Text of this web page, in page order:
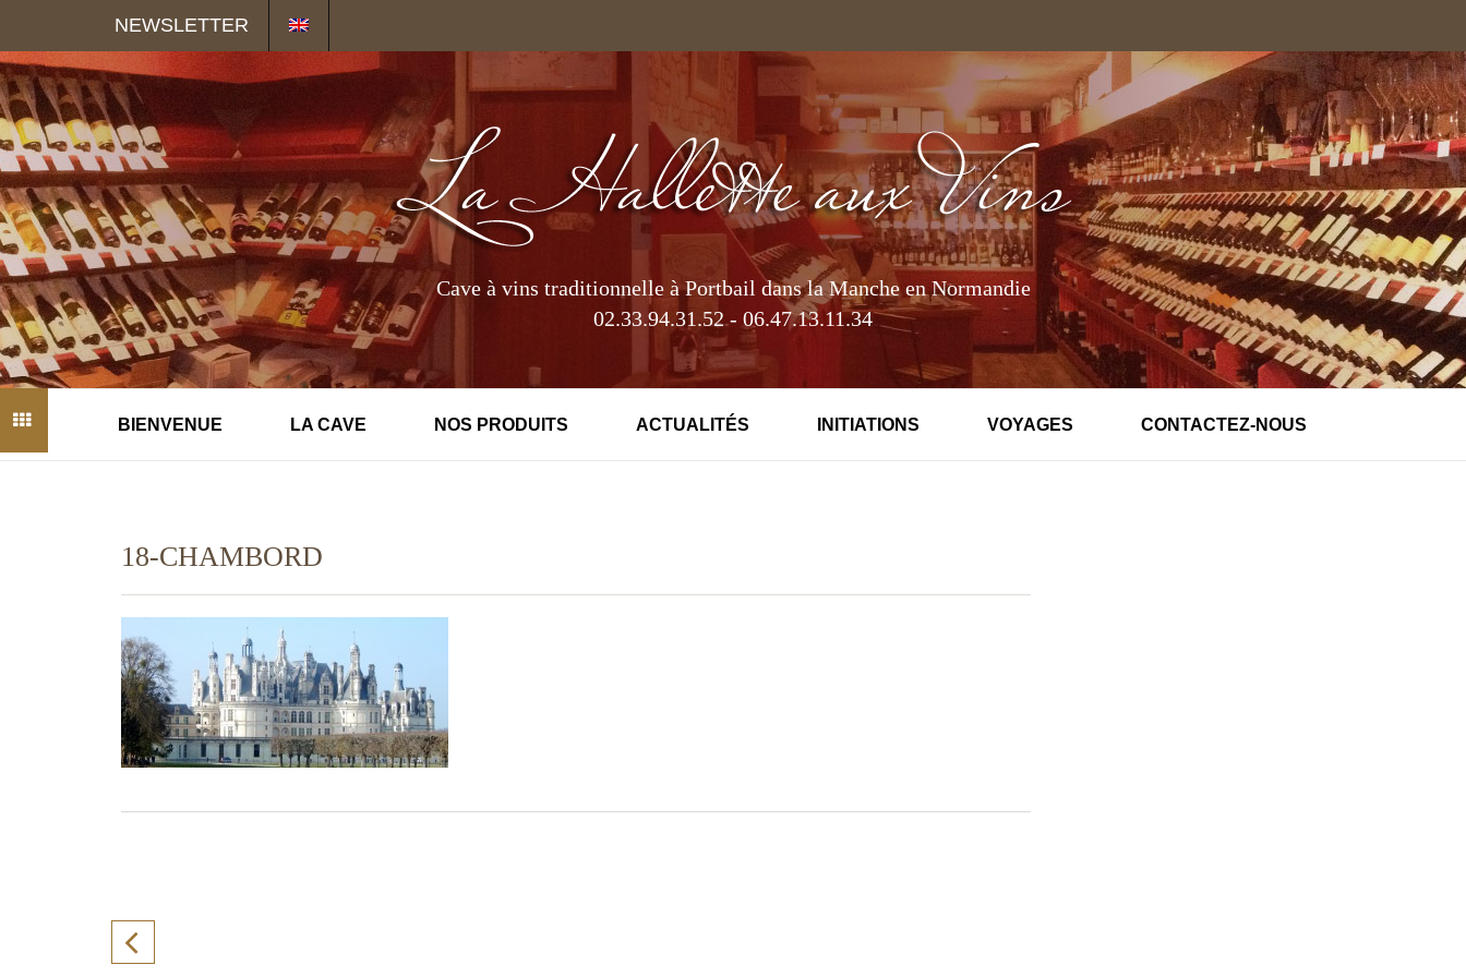
NEWSLETTER
Cave à vins traditionnelle à Portbail dans la Manche en Normandie
02.33.94.31.52 - 06.47.13.11.34
BIENVENUE LA CAVE NOS PRODUITS ACTUALITÉS INITIATIONS VOYAGES CONTACTEZ-NOUS
18-CHAMBORD
Panneau de gestion des cookies